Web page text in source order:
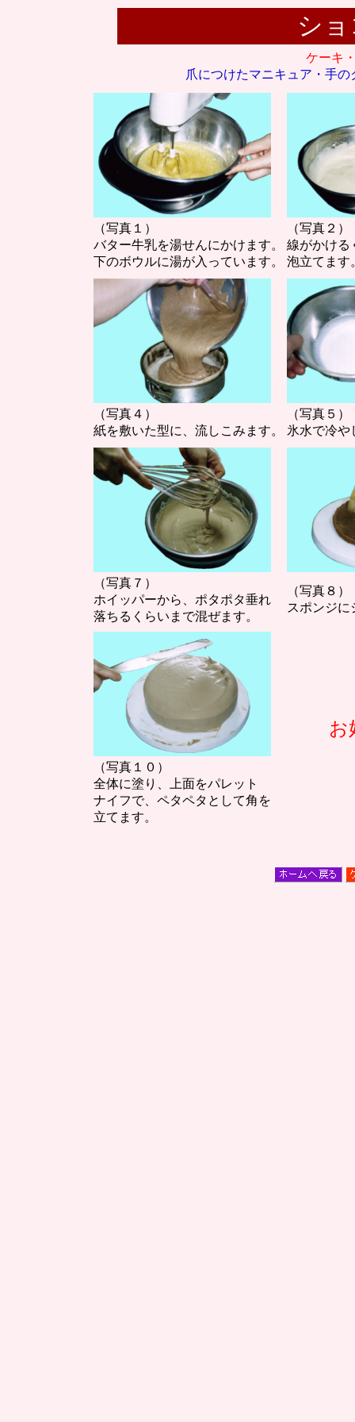
シ
ケーキ
爪につけたマニキュア・手
（写真１）
バター牛乳を湯せんにかけます。
下のボウルに湯が入っています。
（写真２）
線がかける
泡立てます
（写真４）
紙を敷いた型に、流しこみます。
（写真５）
氷水で冷や
（写真７）
ホイッパーから、ポタポタ垂れ
落ちるくらいまで混ぜます。
（写真８）
スポンジに
お
（写真１０）
全体に塗り、上面をパレット
ナイフで、ペタペタとして角を
立てます。